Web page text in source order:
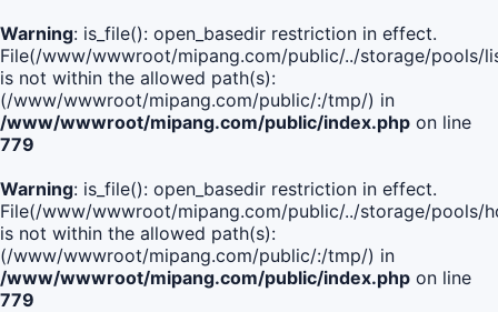
Warning: is_file(): open_basedir restriction in effect.
File(/www/wwwroot/mipang.com/public/../storage/pools/
is not within the allowed path(s):
(/www/wwwroot/mipang.com/public/:/tmp/) in
/www/wwwroot/mipang.com/public/index.php on line
779
Warning: is_file(): open_basedir restriction in effect.
File(/www/wwwroot/mipang.com/public/../storage/pools/
is not within the allowed path(s):
(/www/wwwroot/mipang.com/public/:/tmp/) in
/www/wwwroot/mipang.com/public/index.php on line
779